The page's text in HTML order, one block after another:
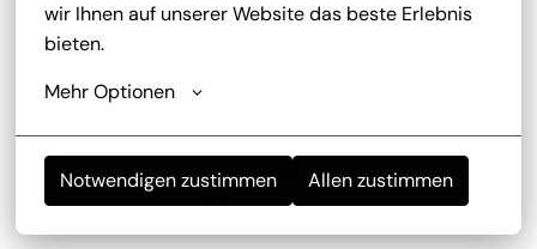
wir Ihnen auf unserer Website das beste Erlebnis
bieten.
Mehr Optionen
Notwendigen zustimmen Allen zustimmen
Mitarbeiterevents
wir haben regelmäßig und mehrmals im Jahr
Teambuilding-Events